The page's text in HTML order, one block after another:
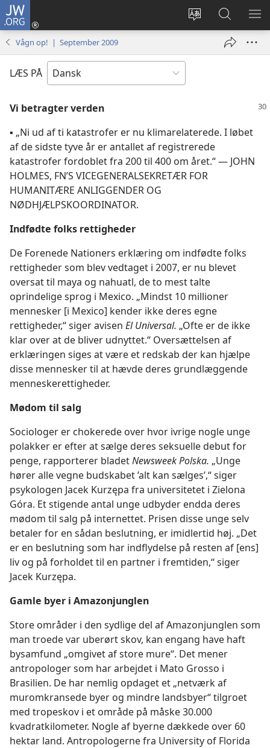
JW.ORG
Vælg
Log
på
vindue)
Søg
på
JW.ORG
VIS
Vågn op! | September 2009
LÆS PÅ
Vi betragter verden
▪ „Ni ud af ti katastrofer er nu klimarelaterede. I løbet
af de sidste tyve år er antallet af registrerede
katastrofer fordoblet fra 200 til 400 om året.“ — JOHN
HOLMES, FN’S VICEGENERALSEKRETÆR FOR
HUMANITÆRE ANLIGGENDER OG
NØDHJÆLPSKOORDINATOR.
Indfødte folks rettigheder
De Forenede Nationers erklæring om indfødte folks
rettigheder som blev vedtaget i 2007, er nu blevet
oversat til maya og nahuatl, de to mest talte
oprindelige sprog i Mexico. „Mindst 10 millioner
mennesker [i Mexico] kender ikke deres egne
rettigheder,“ siger avisen El Universal. „Ofte er de ikke
klar over at de bliver udnyttet.“ Oversættelsen af
erklæringen siges at være et redskab der kan hjælpe
disse mennesker til at hævde deres grundlæggende
menneskerettigheder.
Mødom til salg
Sociologer er chokerede over hvor ivrige nogle unge
polakker er efter at sælge deres seksuelle debut for
penge, rapporterer bladetNewsweek Polska. „Unge
hører alle vegne budskabet ’alt kan sælges’,“ siger
psykologen Jacek Kurzępa fra universitetet i Zielona
Góra. Et stigende antal unge udbyder endda deres
mødom til salg på internettet. Prisen disse unge selv
betaler for en sådan beslutning, er imidlertid høj. „Det
er en beslutning som har indflydelse på resten af [ens]
liv og på forholdet til en partner i fremtiden,“ siger
Jacek Kurzępa.
Gamle byer i Amazonjunglen
Store områder i den sydlige del af Amazonjunglen som
man troede var uberørt skov, kan engang have haft
bysamfund „omgivet af store mure“. Det mener
antropologer som har arbejdet i Mato Grosso i
Brasilien. De har nemlig opdaget et „netværk af
muromkransede byer og mindre landsbyer“ tilgroet
med tropeskov i et område på måske 30.000
kvadratkilometer. Nogle af byerne dækkede over 60
hektar land. Antropologerne fra University of Florida